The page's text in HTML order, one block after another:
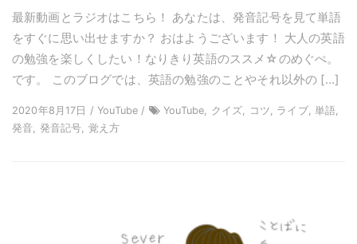
最新動画とラジオはこちら！ あなたは、発音記号を見て単語
をすぐに思い出せますか？ おはようございます！ 大人の英語
の勉強を楽しくしたい！なりきり英語のススメ☆のめぐぺ。
です。 このブログでは、英語の勉強のことやそれ以外の […]
2020年8月17日 / YouTube /
YouTube, クイズ, コツ, ライブ, 単語,
発音, 発音記号, 覚え方